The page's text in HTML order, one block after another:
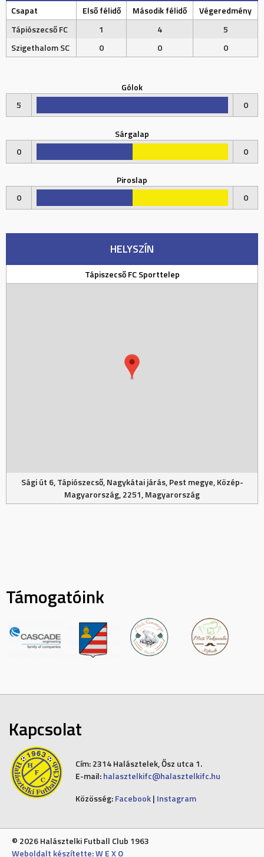
Csapat Első félidő Második félidő
Végeredmény
Tápiószecső FC
1 4
5
Szigethalom SC
0 0 0
Gólok
5
0
Sárgalap
0
0
Piroslap
0
0
HELYSZÍN
Tápiszecső FC Sporttelep
Sági út 6, Tápiószecső, Nagykátai járás, Pest megye, Közép-
Magyarország, 2251, Magyarország
Támogatóink
Kapcsolat
Cím:2314 Halásztelek, Ősz utca 1.
E-mail: halasztelkifc@halasztelkifc.hu
Közösség: Facebook| Instagram
© 2026 Halásztelki Futball Club 1963
Weboldalt készítette: W E X O